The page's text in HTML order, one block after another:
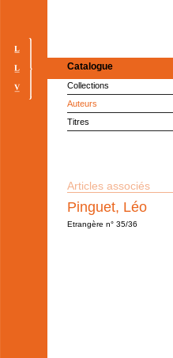
Catalogue
Collections
Auteurs
Titres
Articles associés
Pinguet, Léo
Etrangère n° 35/36